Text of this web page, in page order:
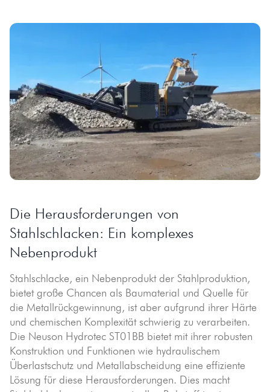
Die Herausforderungen von
Stahlschlacken: Ein komplexes
Nebenprodukt
Stahlschlacke, ein Nebenprodukt der Stahlproduktion,
bietet große Chancen als Baumaterial und Quelle für
die Metallrückgewinnung, ist aber aufgrund ihrer Härte
und chemischen Komplexität schwierig zu verarbeiten.
Die Neuson Hydrotec ST01BB bietet mit ihrer robusten
Konstruktion und Funktionen wie hydraulischem
Überlastschutz und Metallabscheidung eine effiziente
Lösung für diese Herausforderungen. Dies macht